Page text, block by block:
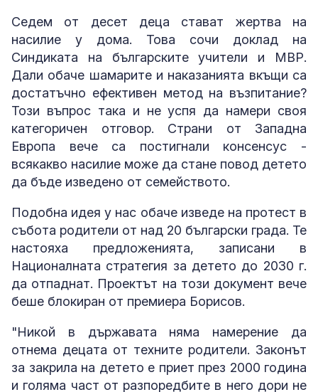
Седем от десет деца стават жертва на
насилие у дома. Това сочи доклад на
Синдиката на българските учители и МВР.
Дали обаче шамарите и наказанията вкъщи са
достатъчно ефективен метод на възпитание?
Този въпрос така и не успя да намери своя
категоричен отговор. Страни от Западна
Европа вече са постигнали консенсус -
всякакво насилие може да стане повод детето
да бъде изведено от семейството.
Подобна идея у нас обаче изведе на протест в
събота родители от над 20 български града. Те
настояха предложенията, записани в
Националната стратегия за детето до 2030 г.
да отпаднат. Проектът на този документ вече
беше блокиран от премиера Борисов.
"Никой в държавата няма намерение да
отнема децата от техните родители. Законът
за закрила на детето е приет през 2000 година
и голяма част от разпоредбите в него дори не